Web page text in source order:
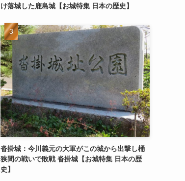
け落城した鹿島城【お城特集 日本の歴史】
沓掛城：今川義元の大軍がこの城から出撃し桶
狭間の戦いで敗戦 沓掛城【お城特集 日本の歴
史】